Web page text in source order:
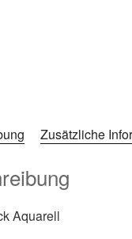
Zusätzliche
Aquarell